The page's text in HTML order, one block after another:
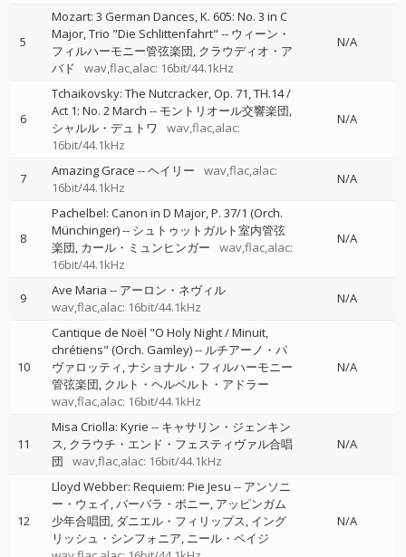
5
Mozart: 3 German Dances, K. 605: No. 3 in C
Major, Trio "Die Schlittenfahrt" -- ウィーン・
フィルハーモニー管弦楽団 クラウディオ・ア
バド
wav,flac,alac: 16bit/44.1kHz
N/A
6
Tchaikovsky: The Nutcracker, Op. 71, TH.14 /
Act 1: No. 2 March -- モントリオール交響楽団
シャルル・デュトワ
wav,flac,alac:
16bit/44.1kHz
N/A
7 Amazing Grace --ヘイリー
wav,flac,alac:
16bit/44.1kHz
N/A
8
Pachelbel: Canon in D Major, P. 37/1 (Orch.
Münchinger)-- シュトゥットガルト室内管弦
楽団 カール・ミュンヒンガー
wav,flac,alac:
16bit/44.1kHz
N/A
9 Ave Maria -- アーロン・ネヴィル
wav,flac,alac: 16bit/44.1kHz
N/A
10
Cantique de Noël "O Holy Night / Minuit,
chrétiens" (Orch. Gamley)-- ルチアーノ・パ
ヴァロッティ ナショナル・フィルハーモニー
管弦楽団 クルト・ヘルベルト・アドラー
wav,flac,alac: 16bit/44.1kHz
N/A
11
Misa Criolla: Kyrie -- キャサリン・ジェンキン
ス クラウチ・エンド・フェスティヴァル合唱
団
wav,flac,alac: 16bit/44.1kHz
N/A
12
Lloyd Webber: Requiem: Pie Jesu -- アンソニ
ー・ウェイ バーバラ・ボニー アッピンガム
少年合唱団 ダニエル・フィリップス イング
リッシュ・シンフォニア ニール・ペイジ
N/A